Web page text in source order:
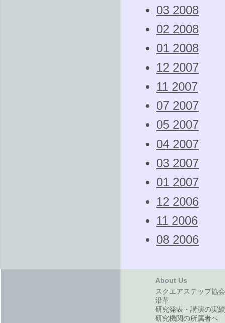
03 2008
02 2008
01 2008
12 2007
11 2007
07 2007
05 2007
04 2007
03 2007
01 2007
12 2006
11 2006
08 2006
About Us
スクエアステップ協
沿革
研究発表・講演の実績
研究機関の所属者へ